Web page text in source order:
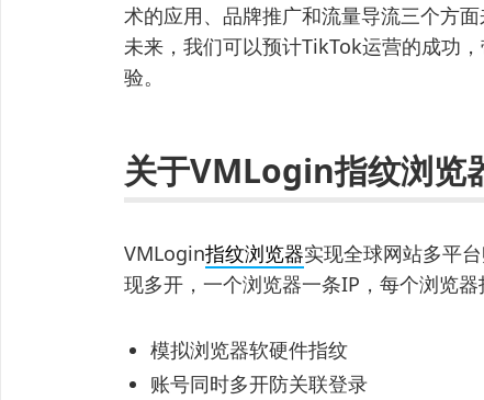
术的应用、品牌推广和流量导流三个方
未来，我们可以预计TikTok运营的成功
验。
关于VMLogin指纹浏览
VMLogin指纹浏览器实现全球网站多平
现多开，一个浏览器一条IP，每个浏览器
模拟浏览器软硬件指纹
账号同时多开防关联登录